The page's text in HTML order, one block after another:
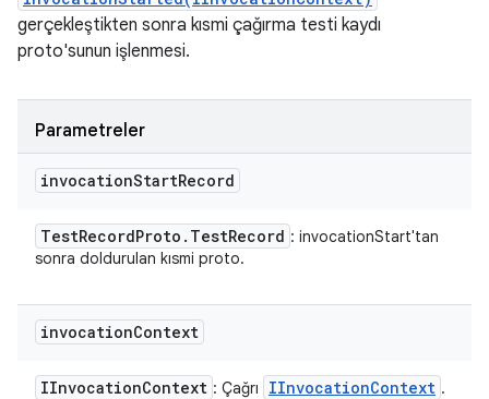
gerçekleştikten sonra kısmi çağırma testi kaydı
proto'sunun işlenmesi.
Parametreler
invocationStartRecord
TestRecordProto . TestRecord : invocationStart'tan
sonra doldurulan kısmi proto.
invocationContext
IInvocationContext : Çağrı IInvocationContext .